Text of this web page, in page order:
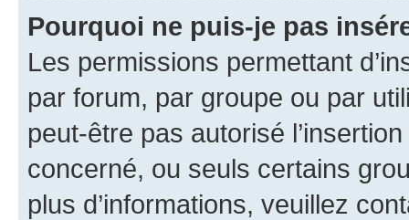
Pourquoi ne puis-je pas
Les permissions permettant
par forum, par groupe ou par
peut-être pas autorisé
concerné, ou seuls certains
plus d’informations, veuillez